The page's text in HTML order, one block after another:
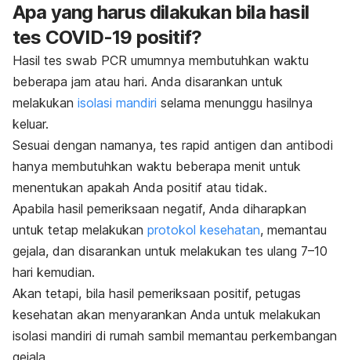
Apa yang harus dilakukan bila hasil
tes COVID-19 positif?
Hasil tes swab PCR umumnya membutuhkan waktu
beberapa jam atau hari. Anda disarankan untuk
melakukan isolasi mandiri selama menunggu hasilnya
keluar.
Sesuai dengan namanya, tes rapid antigen dan antibodi
hanya membutuhkan waktu beberapa menit untuk
menentukan apakah Anda positif atau tidak.
Apabila hasil pemeriksaan negatif, Anda diharapkan
untuk tetap melakukan protokol kesehatan, memantau
gejala, dan disarankan untuk melakukan tes ulang 7–10
hari kemudian.
Akan tetapi, bila hasil pemeriksaan positif, petugas
kesehatan akan menyarankan Anda untuk melakukan
isolasi mandiri di rumah sambil memantau perkembangan